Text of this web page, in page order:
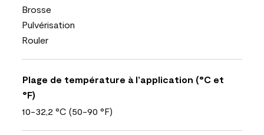
Brosse
Pulvérisation
Rouler
Plage de température à l’application (°C et
°F)
10-32,2 °C (50-90 °F)